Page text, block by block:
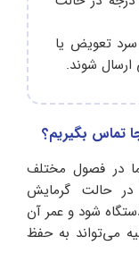
سرد تعویض یا
ارسال شوند.
تماس بگیریم؟
در فصول مختلف
حالت گرمایش
شود و عمر آن
می‌تواند به حفظ